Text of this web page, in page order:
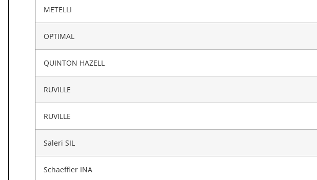
METELLI
OPTIMAL
QUINTON HAZELL
RUVILLE
RUVILLE
Saleri SIL
Schaeffler INA